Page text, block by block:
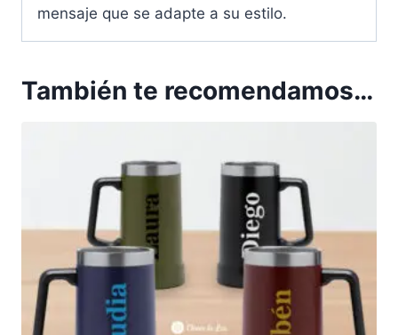
mensaje que se adapte a su estilo.
También te recomendamos…